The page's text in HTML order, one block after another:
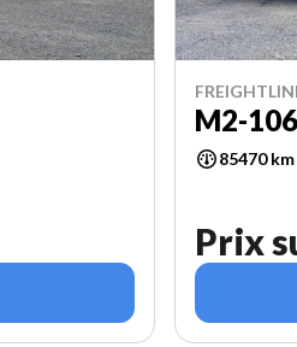
M2-106
85470 km
Prix